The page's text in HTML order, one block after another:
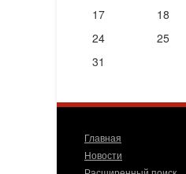
17
18
24
25
31
Главная
Новости